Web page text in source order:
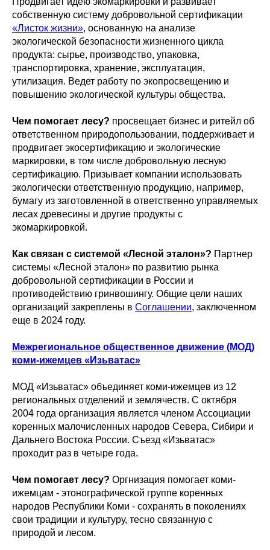
собственную систему добровольной сертификации
«Листок жизни», основанную на анализе
экологической безопасности жизненного цикла
продукта: сырье, производство, упаковка,
транспортировка, хранение, эксплуатация,
утилизация. Ведет работу по экопросвещению и
повышению экологической культуры общества.
Чем помогает лесу? просвещает бизнес и ритейл об
ответственном природопользовании, поддерживает и
продвигает экосертификацию и экологические
маркировки, в том числе добровольную лесную
сертификацию. Призывает компании использовать
экологически ответственную продукцию, например,
бумагу из заготовленной в ответственно управляемых
лесах древесины и другие продукты с
экомаркировкой.
Как связан с системой «Лесной эталон»? Партнер
системы «Лесной эталон» по развитию рынка
добровольной сертификации в России и
противодействию гринвошингу. Общие цели наших
организаций закреплены в Соглашении, заключенном
еще в 2024 году.
Межрегиональное общественное движение (МОД)
коми-ижемцев «Изьватас»
МОД «Изьватас» объединяет коми-ижемцев из 12
региональных отделений и землячеств. С октября
2004 года организация является членом Ассоциации
коренных малочисленных народов Севера, Сибири и
Дальнего Востока России. Съезд «Изьватас»
проходит раз в четыре года.
Чем помогает лесу? Оргнизация помогает коми-
ижемцам - этонографической группе коренных
народов Республики Коми - сохранять в поколениях
свои традиции и культуру, тесно связанную с
природой и лесом.